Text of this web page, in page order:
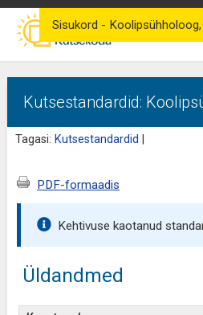
Kutsestandardid:
Tagasi: Kutsestandardid
Sisukord -
PDF-formaadis
Kehtivuse kaotanud
Üldandmed